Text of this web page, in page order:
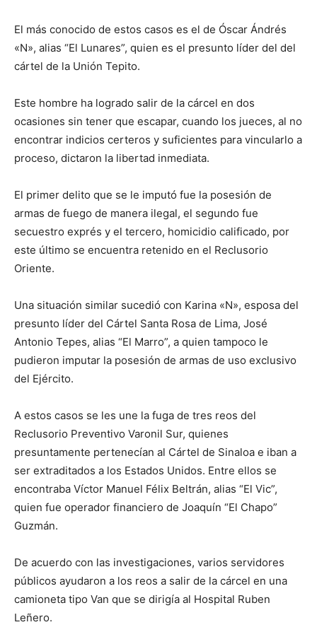
El más conocido de estos casos es el de Óscar Ándrés
«N», alias “El Lunares”, quien es el presunto líder del del
cártel de la Unión Tepito.
Este hombre ha logrado salir de la cárcel en dos
ocasiones sin tener que escapar, cuando los jueces, al no
encontrar indicios certeros y suficientes para vincularlo a
proceso, dictaron la libertad inmediata.
El primer delito que se le imputó fue la posesión de
armas de fuego de manera ilegal, el segundo fue
secuestro exprés y el tercero, homicidio calificado, por
este último se encuentra retenido en el Reclusorio
Oriente.
Una situación similar sucedió con Karina «N», esposa del
presunto líder del Cártel Santa Rosa de Lima, José
Antonio Tepes, alias “El Marro”, a quien tampoco le
pudieron imputar la posesión de armas de uso exclusivo
del Ejército.
A estos casos se les une la fuga de tres reos del
Reclusorio Preventivo Varonil Sur, quienes
presuntamente pertenecían al Cártel de Sinaloa e iban a
ser extraditados a los Estados Unidos. Entre ellos se
encontraba Víctor Manuel Félix Beltrán, alias “El Vic”,
quien fue operador financiero de Joaquín “El Chapo”
Guzmán.
De acuerdo con las investigaciones, varios servidores
públicos ayudaron a los reos a salir de la cárcel en una
camioneta tipo Van que se dirigía al Hospital Ruben
Leñero.